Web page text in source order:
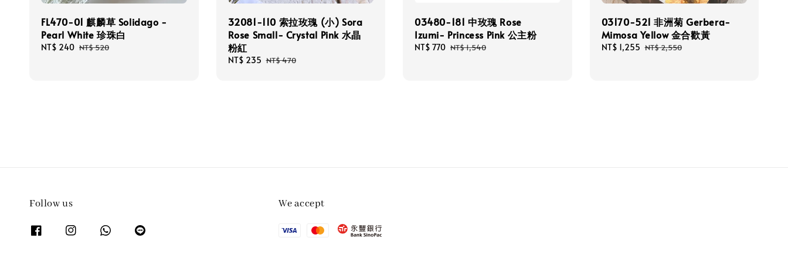
FL470-01 麒麟草 Solidago -
Pearl White 珍珠白
Sale
NT$ 240 Regular
NT$ 520
32081-110 索拉玫瑰 (小) Sora
Rose Small- Crystal Pink 水晶
粉紅
Sale
NT$ 235 Regular
NT$ 470
03480-181 中玫瑰 Rose
Izumi- Princess Pink 公主粉
Sale
NT$ 770 Regular
NT$ 1,540
03170-521 非洲菊 Gerbera-
Mimosa Yellow 金合歡黃
Sale
NT$ 1,255 Regular
NT$ 2,550
Follow us We accept